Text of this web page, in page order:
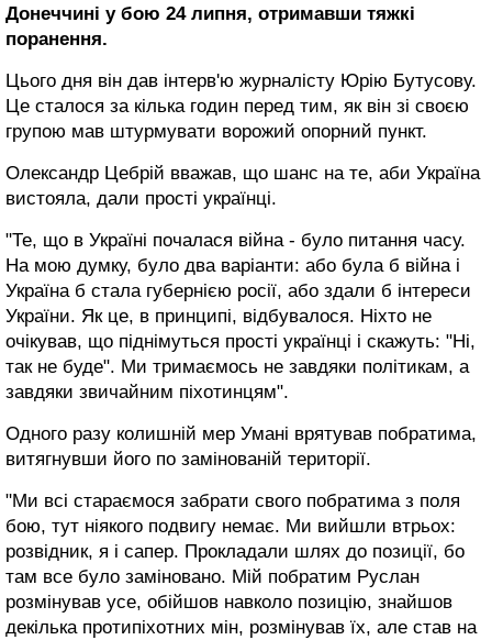
Донеччині у бою 24 липня, отримавши тяжкі
поранення.
Цього дня він дав інтерв'ю журналісту Юрію Бутусову.
Це сталося за кілька годин перед тим, як він зі своєю
групою мав штурмувати ворожий опорний пункт.
Олександр Цебрій вважав, що шанс на те, аби Україна
вистояла, дали прості українці.
"Те, що в Україні почалася війна - було питання часу.
На мою думку, було два варіанти: або була б війна і
Україна б стала губернією росії, або здали б інтереси
України. Як це, в принципі, відбувалося. Ніхто не
очікував, що піднімуться прості українці і скажуть: "Ні,
так не буде". Ми тримаємось не завдяки політикам, а
завдяки звичайним піхотинцям".
Одного разу колишній мер Умані врятував побратима,
витягнувши його по замінованій території.
"Ми всі стараємося забрати свого побратима з поля
бою, тут ніякого подвигу немає. Ми вийшли втрьох:
розвідник, я і сапер. Прокладали шлях до позиції, бо
там все було заміновано. Мій побратим Руслан
розмінував усе, обійшов навколо позицію, знайшов
декілька протипіхотних мін, розмінував їх, але став на